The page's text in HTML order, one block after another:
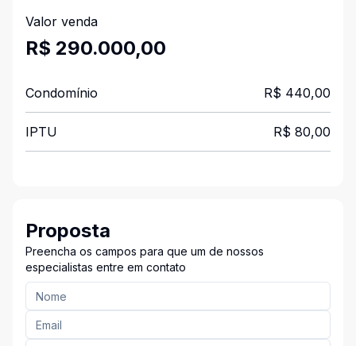
Valor venda
R$ 290.000,00
Condomínio R$ 440,00
IPTU R$ 80,00
Proposta
Preencha os campos para que um de nossos
especialistas entre em contato